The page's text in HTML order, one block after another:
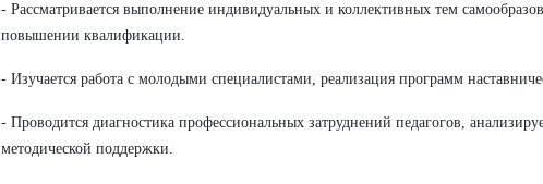
- Рассматривается выполнение индивидуальных и коллективных тем
повышении квалификации.
- Изучается работа с молодыми специалистами, реализация программ
- Проводится диагностика профессиональных затруднений педагогов,
методической поддержки.